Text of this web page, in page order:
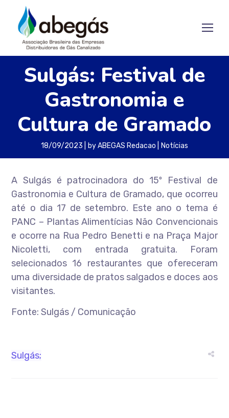
Sulgás: Festival de
Gastronomia e
Cultura de Gramado
18/09/2023 byABEGAS Redacao Notícias
A Sulgás é patrocinadora do 15º Festival de
Gastronomia e Cultura de Gramado, que ocorreu
até o dia 17 de setembro. Este ano o tema é
PANC – Plantas Alimentícias Não Convencionais
e ocorre na Rua Pedro Benetti e na Praça Major
Nicoletti, com entrada gratuita. Foram
selecionados 16 restaurantes que ofereceram
uma diversidade de pratos salgados e doces aos
visitantes.
Fonte: Sulgás / Comunicação
Sulgás;